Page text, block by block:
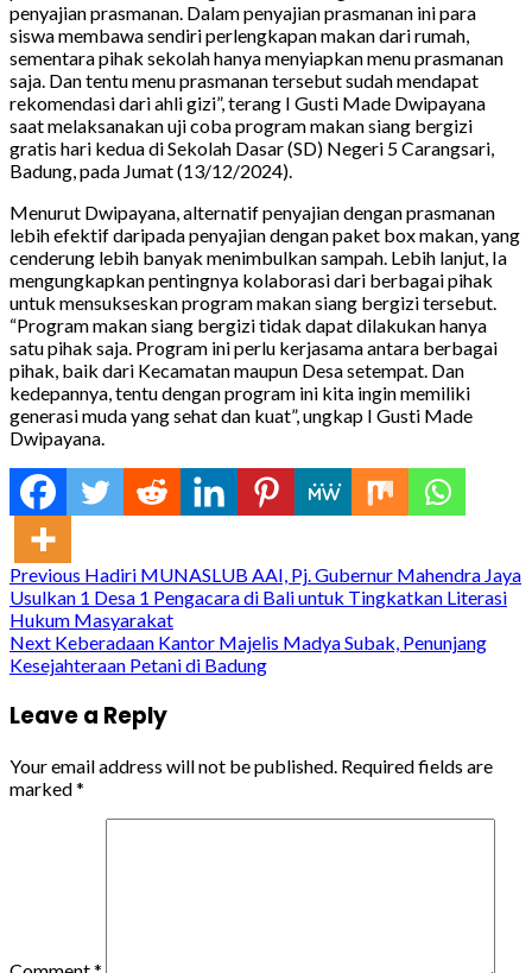
penyajian prasmanan. Dalam penyajian prasmanan ini para
siswa membawa sendiri perlengkapan makan dari rumah,
sementara pihak sekolah hanya menyiapkan menu prasmanan
saja. Dan tentu menu prasmanan tersebut sudah mendapat
rekomendasi dari ahli gizi”, terang I Gusti Made Dwipayana
saat melaksanakan uji coba program makan siang bergizi
gratis hari kedua di Sekolah Dasar (SD) Negeri 5 Carangsari,
Badung, pada Jumat (13/12/2024).
Menurut Dwipayana, alternatif penyajian dengan prasmanan
lebih efektif daripada penyajian dengan paket box makan, yang
cenderung lebih banyak menimbulkan sampah. Lebih lanjut, Ia
mengungkapkan pentingnya kolaborasi dari berbagai pihak
untuk mensukseskan program makan siang bergizi tersebut.
“Program makan siang bergizi tidak dapat dilakukan hanya
satu pihak saja. Program ini perlu kerjasama antara berbagai
pihak, baik dari Kecamatan maupun Desa setempat. Dan
kedepannya, tentu dengan program ini kita ingin memiliki
generasi muda yang sehat dan kuat”, ungkap I Gusti Made
Dwipayana.
Continue
Reading
Previous Hadiri MUNASLUB AAI, Pj. Gubernur Mahendra Jaya
Usulkan 1 Desa 1 Pengacara di Bali untuk Tingkatkan Literasi
Hukum Masyarakat
Next Keberadaan Kantor Majelis Madya Subak, Penunjang
Kesejahteraan Petani di Badung
Leave a Reply
Your email address will not be published. Required fields are
marked*